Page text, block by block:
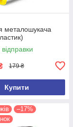
металошукача
179 ₴
Купити
–17%